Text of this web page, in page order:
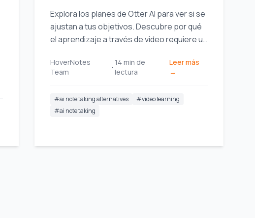
Explora los planes de Otter AI para ver si se
ajustan a tus objetivos. Descubre por qué
el aprendizaje a través de video requiere un
alternativas diseñadas para estudiantes.
HoverNotes
Team
•
14 min de
lectura
Leer más
→
#ai note taking alternatives #video learning
#ai note taking